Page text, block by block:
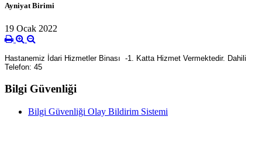
Ayniyat Birimi
19 Ocak 2022
Hastanemiz İdari Hizmetler Binası -1. Katta Hizmet Vermektedir. Dahili
Telefon: 45
Bilgi Güvenliği
Bilgi Güvenliği Olay Bildirim Sistemi